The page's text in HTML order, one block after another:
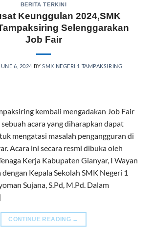
BERITA TERKINI
Keunggulan 2024,SMK
Selenggarakan
Job Fair
6, 2024 BYSMK NEGERI 1 TAMPAKSIRING
kembali mengadakan Job Fair
acara yang diharapkan dapat
mengatasi masalah pengangguran di
Acara ini secara resmi dibuka oleh
Kerja Kabupaten Gianyar, I Wayan
dengan Kepala Sekolah SMK Negeri 1
Sujana, S.Pd, M.Pd. Dalam
CONTINUE READING →